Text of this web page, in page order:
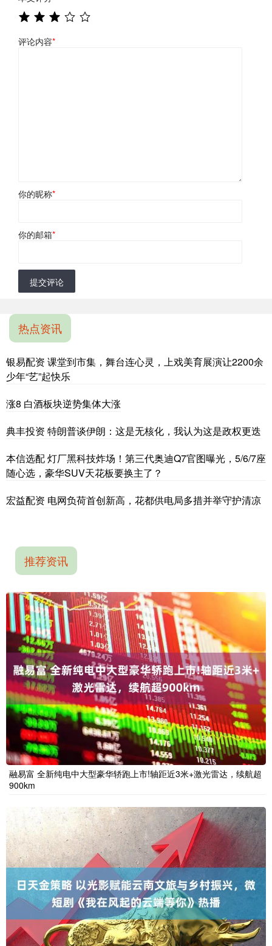
评论内容*
你的昵称*
你的邮箱*
提交评论
热点资讯
银易配资 课堂到市集，舞台连心灵，上戏美育展演让2200余
少年“艺”起快乐
涨8 白酒板块逆势集体大涨
典丰投资 特朗普谈伊朗：这是无核化，我认为这是政权更迭
本信选配 灯厂黑科技炸场！第三代奥迪Q7官图曝光，5/6/7座
随心选，豪华SUV天花板要换主了？
宏益配资 电网负荷首创新高，花都供电局多措并举守护清凉
推荐资讯
融易富 全新纯电中大型豪华轿跑上市!轴距近3米+激光雷达，续航超
900km